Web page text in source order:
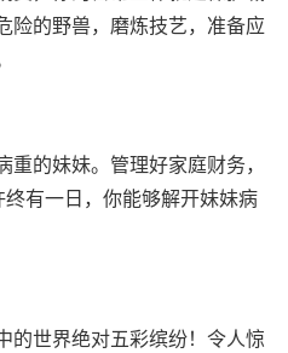
的野兽，磨炼技艺，准备应
的妹妹。管理好家庭财务，
有一日，你能够解开妹妹病
的世界绝对五彩缤纷！令人惊